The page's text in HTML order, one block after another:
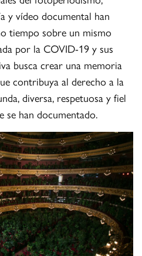
y vídeo documental han
tiempo sobre un mismo
por la COVID-19 y sus
busca crear una memoria
contribuya al derecho a la
diversa, respetuosa y fiel
se han documentado.